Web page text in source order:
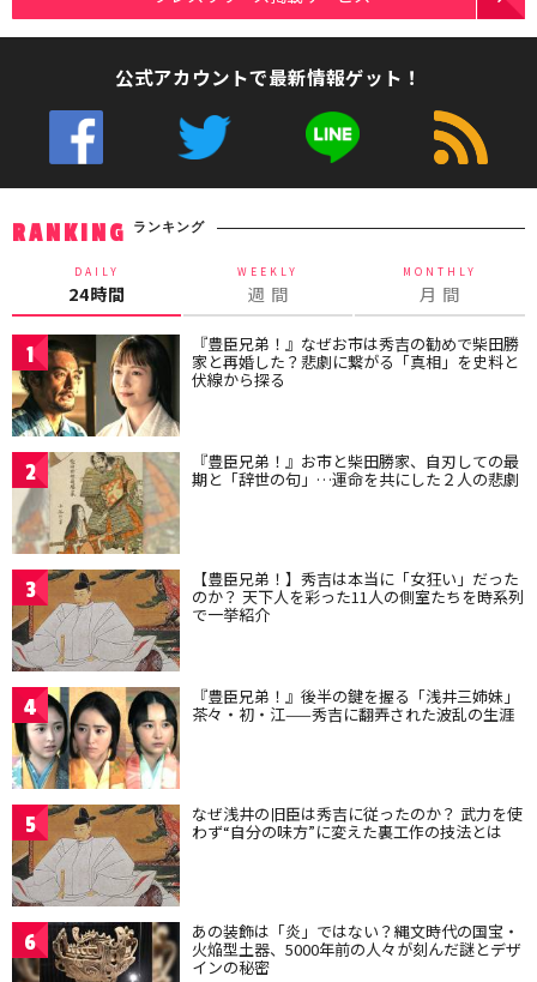
公式アカウントで最新情報ゲット！
RANKING ランキング
DAILY
24時間
WEEKLY
週 間
MONTHLY
月 間
1 『豊臣兄弟！』なぜお市は秀吉の勧めで柴田勝
家と再婚した？悲劇に繋がる「真相」を史料と
伏線から探る
2 『豊臣兄弟！』お市と柴田勝家、自刃しての最
期と「辞世の句」…運命を共にした２人の悲劇
3 【豊臣兄弟！】秀吉は本当に「女狂い」だった
のか？ 天下人を彩った11人の側室たちを時系列
で一挙紹介
4 『豊臣兄弟！』後半の鍵を握る「浅井三姉妹」
茶々・初・江——秀吉に翻弄された波乱の生涯
5 なぜ浅井の旧臣は秀吉に従ったのか？ 武力を使
わず“自分の味方”に変えた裏工作の技法とは
6 あの装飾は「炎」ではない？縄文時代の国宝・
火焔型土器、5000年前の人々が刻んだ謎とデザ
インの秘密